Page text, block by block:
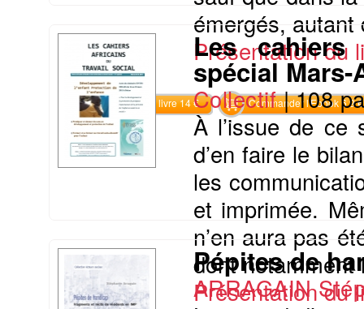
émergés,
Présentation du
Commander le livre 14 € Commander l'Ebook 6.9 €
Les
spécial Mars-
Collectif |108
À l’issue de ce
d’en faire le
les
et imprimée.
n’en aura pas
dont notamment
Présentation du
Pépites de
ARRAGAIN